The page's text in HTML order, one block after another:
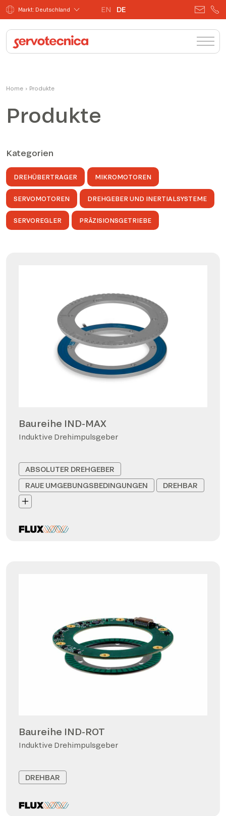
Markt: Deutschland EN DE
Home › Produkte
Produkte
Kategorien
DREHÜBERTRAGER MIKROMOTOREN
SERVOMOTOREN DREHGEBER UND INERTIALSYSTEME
SERVOREGLER PRÄZISIONSGETRIEBE
Baureihe IND-MAX
Induktive Drehimpulsgeber
ABSOLUTER DREHGEBER
RAUE UMGEBUNGSBEDINGUNGEN
DREHBAR
Baureihe IND-ROT
Induktive Drehimpulsgeber
DREHBAR